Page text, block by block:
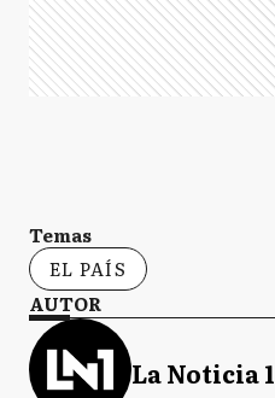
Temas
EL PAÍS
AUTOR
La Noticia 1